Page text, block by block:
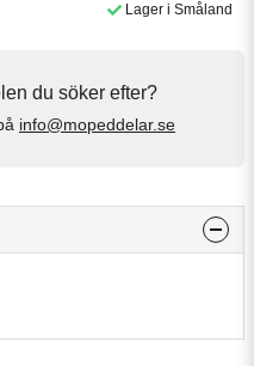
Lager i Småland
du söker efter?
info@mopeddelar.se